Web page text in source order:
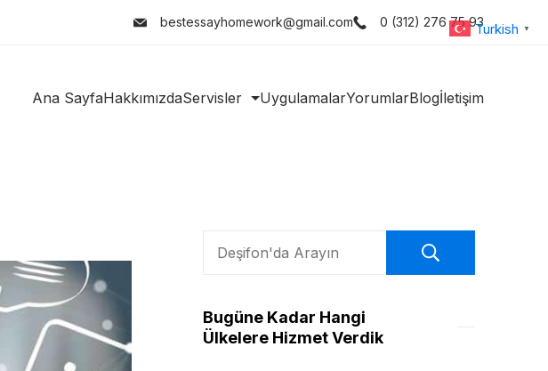
bestessayhomework@gmail.com 0 (312) 276 75 93
Ana SayfaHakkımızdaServisler UygulamalarYorumlarBlogİletişim
Bugüne Kadar Hangi
Ülkelere Hizmet Verdik
Turkish ▼